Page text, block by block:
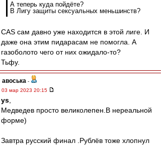
А теперь куда пойдёте?
В Лигу защиты сексуальных меньшинств?
CAS сам давно уже находится в этой лиге. И
даже она этим пидарасам не помогла. А
газоболото чего от них ожидало-то?
Тьфу.
авоська -
03 мар 2023 20:15
ys
Медведев просто великолепен.В нереальной
форме)
Завтра русский финал .Рублёв тоже хлопнул